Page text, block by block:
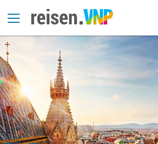
Es konnten keine gültigen Angebote gefunden werden. Bitte
unser Service-Center.